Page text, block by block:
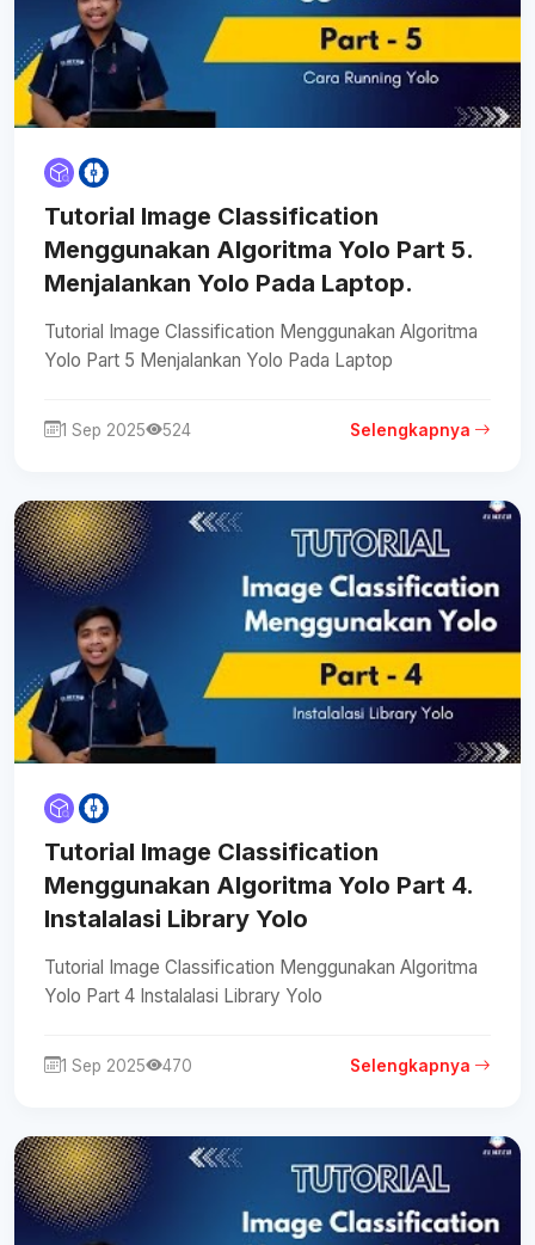
Tutorial Image Classification
Menggunakan Algoritma Yolo Part 5.
Menjalankan Yolo Pada Laptop.
Tutorial Image Classification Menggunakan Algoritma
Yolo Part 5 Menjalankan Yolo Pada Laptop
1 Sep 2025 524 Selengkapnya
Tutorial Image Classification
Menggunakan Algoritma Yolo Part 4.
Instalalasi Library Yolo
Tutorial Image Classification Menggunakan Algoritma
Yolo Part 4 Instalalasi Library Yolo
1 Sep 2025 470 Selengkapnya